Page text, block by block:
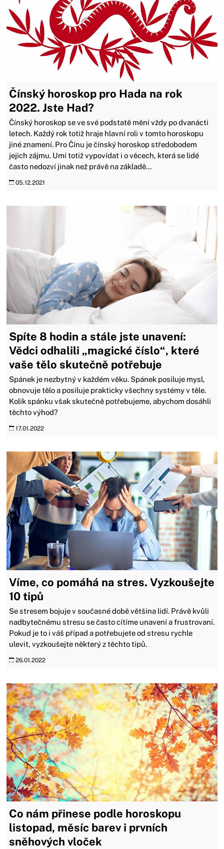
Čínský horoskop pro Hada na rok
2022. Jste Had?
Čínský horoskop se ve své podstatě mění vždy po dvanácti
letech. Každý rok totiž hraje hlavní roli v tomto horoskopu
jiné znamení. Pro Čínu je čínský horoskop středobodem
jejich zájmu. Umí totiž vypovídat i o věcech, která se lidé
často nedozví jinak než právě na základě...
05.12.2021
Spíte 8 hodin a stále jste unavení:
Vědci odhalili „magické číslo“, které
vaše tělo skutečně potřebuje
Spánek je nezbytný v každém věku. Spánek posiluje mysl,
obnovuje tělo a posiluje prakticky všechny systémy v těle.
Kolik spánku však skutečně potřebujeme, abychom dosáhli
těchto výhod?
17.01.2022
Víme, co pomáhá na stres. Vyzkoušejte
10 tipů
​​​​​​​Se stresem bojuje v současné době většina lidí. Právě kvůli
nadbytečnému stresu se často cítíme unavení a frustrovaní.
Pokud je to i váš případ a potřebujete od stresu rychle
ulevit, vyzkoušejte některý z těchto tipů.
26.01.2022
Co nám přinese podle horoskopu
listopad, měsíc barev i prvních
sněhových vloček